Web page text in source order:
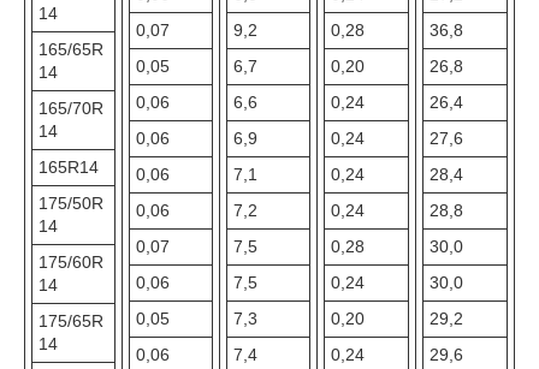
14
165/65R
14
165/70R
14
165R14
175/50R
14
175/60R
14
175/65R
14
0,07
0,05
0,06
0,06
0,06
0,06
0,07
0,06
0,05
0,06
9,2
6,7
6,6
6,9
7,1
7,2
7,5
7,5
7,3
7,4
0,28
0,20
0,24
0,24
0,24
0,24
0,28
0,24
0,20
0,24
36,8
26,8
26,4
27,6
28,4
28,8
30,0
30,0
29,2
29,6